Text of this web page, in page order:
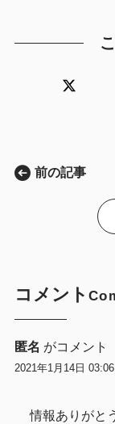
前の記事
コメント
匿名 がコメント
2021年1月14日 03:06
情報ありがと